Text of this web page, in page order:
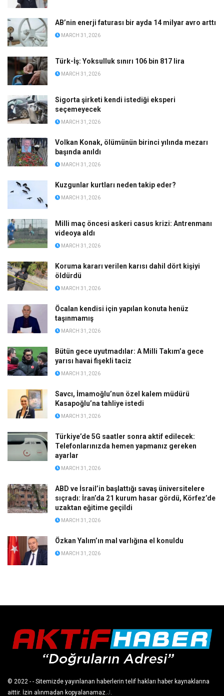
AB’nin enerji faturası bir ayda 14 milyar avro arttı
MARCH 31, 2026
Türk-İş: Yoksulluk sınırı 106 bin 817 lira
MARCH 31, 2026
Sigorta şirketi kendi istediği eksperi
seçemeyecek
MARCH 31, 2026
Volkan Konak, ölümünün birinci yılında mezarı
başında anıldı
MARCH 31, 2026
Kuzgunlar kurtları neden takip eder?
MARCH 31, 2026
Milli maç öncesi askeri casus krizi: Antrenmanı
videoya aldı
MARCH 31, 2026
Koruma kararı verilen karısı dahil dört kişiyi
öldürdü
MARCH 31, 2026
Öcalan kendisi için yapılan konuta henüz
taşınmamış
MARCH 31, 2026
Bütün gece uyutmadılar: A Milli Takım’a gece
yarısı havai fişekli taciz
MARCH 31, 2026
Savcı, İmamoğlu’nun özel kalem müdürü
Kasapoğlu’na tahliye istedi
MARCH 31, 2026
Türkiye’de 5G saatler sonra aktif edilecek:
Telefonlarınızda hemen yapmanız gereken
ayarlar
MARCH 31, 2026
ABD ve İsrail’in başlattığı savaş üniversitelere
sıçradı: İran’da 21 kurum hasar gördü, Körfez’de
uzaktan eğitime geçildi
MARCH 31, 2026
Özkan Yalım’ın mal varlığına el konuldu
MARCH 31, 2026
© 2022 - - Sitemizde yayınlanan haberlerin telif hakları haber kaynaklarına
aittir. İzin alınmadan kopyalanamaz.J.